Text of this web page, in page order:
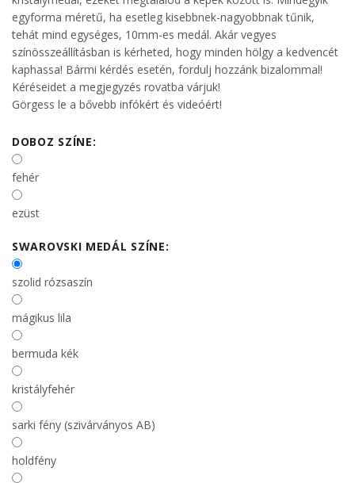
egyforma méretű, ha esetleg kisebbnek-nagyobbnak tűnik,
tehát mind egységes, 10mm-es medál. Akár vegyes
színösszeállításban is kérheted, hogy minden hölgy a kedvencét
kaphassa! Bármi kérdés esetén, fordulj hozzánk bizalommal!
Kéréseidet a megjegyzés rovatba várjuk!
Görgess le a bővebb infókért és videóért!
DOBOZ SZÍNE:
fehér
ezüst
SWAROVSKI MEDÁL SZÍNE:
szolid rózsaszín
mágikus lila
bermuda kék
kristályfehér
sarki fény (szivárványos AB)
holdfény